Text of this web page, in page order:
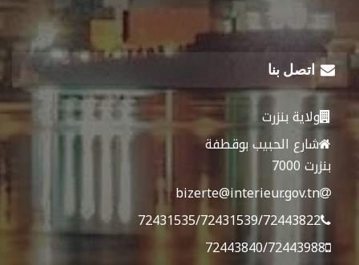
اتصل بنا
ولاية بنزرت
شارع الحبيب بوقطفة
بنزرت 7000
bizerte@interieur.gov.tn
72431535/72431539/72443822
72443840/72443988